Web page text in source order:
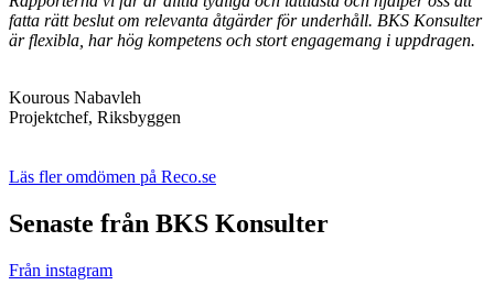
fatta rätt beslut om relevanta åtgärder för underhåll. BKS Konsulter
är flexibla, har hög kompetens och stort engagemang i uppdragen.
Kourous Nabavleh
Projektchef, Riksbyggen
Läs fler omdömen på Reco.se
Senaste från BKS Konsulter
Från instagram